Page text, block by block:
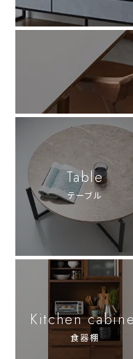
Table
テーブル
Kitchen
食器棚